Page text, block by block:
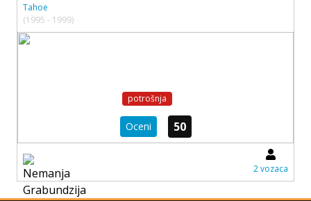
Tahoe
(1995 - 1999)
potrošnja
Oceni 50
2 vozaca